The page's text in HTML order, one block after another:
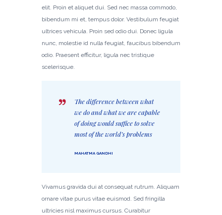
elit. Proin et aliquet dui. Sed nec massa commodo,
bibendum mi et, tempus dolor. Vestibulum feugiat
ultrices vehicula. Proin sed odio dui. Donec ligula
nunc, molestie id nulla feugiat, faucibus bibendum
odio. Praesent efficitur, ligula nec tristique
scelerisque.
The difference between what
we do and what we are capable
of doing would suffice to solve
most of the world’s problems
MAHATMA GANDHI
Vivamus gravida dui at consequat rutrum. Aliquam
ornare vitae purus vitae euismod. Sed fringilla
ultricies nisl maximus cursus. Curabitur